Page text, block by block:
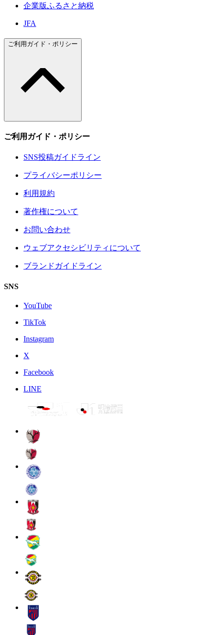
企業版ふるさと納税
JFA
ご利用ガイド・ポリシー
ご利用ガイド・ポリシー
SNS投稿ガイドライン
プライバシーポリシー
利用規約
著作権について
お問い合わせ
ウェブアクセシビリティについて
ブランドガイドライン
SNS
YouTube
TikTok
Instagram
X
Facebook
LINE